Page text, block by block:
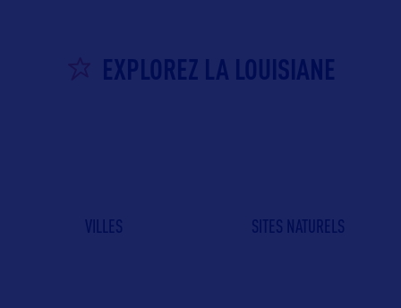
EXPLOREZ LA LOUISIANE
VILLES SITES NATURELS